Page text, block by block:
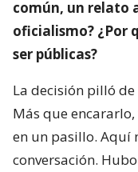
común, un relato
oficialismo? ¿Por
ser públicas?
La decisión pilló
Más que
en un pasillo. Aquí
conversación.